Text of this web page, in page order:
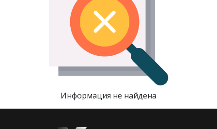
Информация не найдена